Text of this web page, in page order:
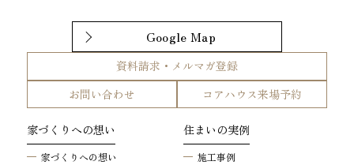
Google Map
資料請求・メルマガ登録
お問い合わせ
コアハウス来場予約
家づくりへの想い
家づくりへの想い
住まいの実例
施工事例